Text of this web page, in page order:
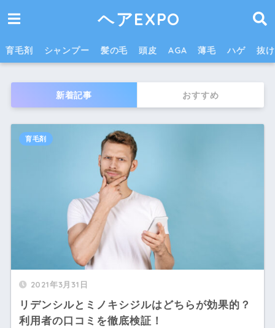
ヘアEXPO
育毛剤 シャンプー 髪の毛 頭皮 AGA 薄毛 ハゲ 抜
新着記事 おすすめ
2021年3月31日
リデンシルとミノキシジルはどちらが効果的？
利用者の口コミを徹底検証！
育毛剤